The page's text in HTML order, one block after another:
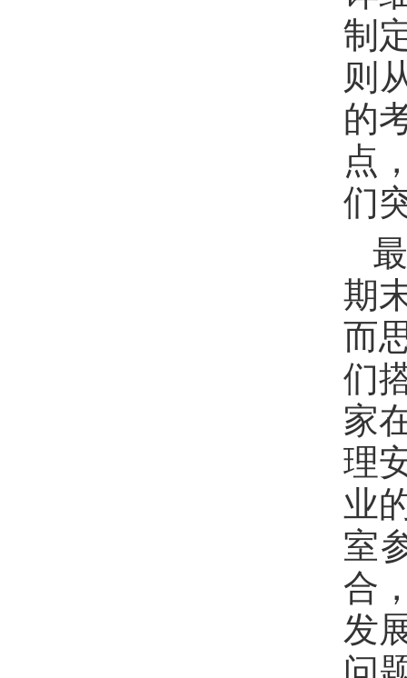
制
则
的
点
们
期
而
们
家
理
业
室
合
发